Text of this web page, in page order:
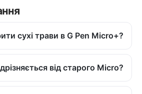
сухі трави в G Pen Micro+?
від старого Micro?